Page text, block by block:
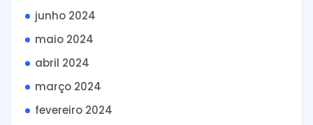
junho 2024
maio 2024
abril 2024
março 2024
fevereiro 2024